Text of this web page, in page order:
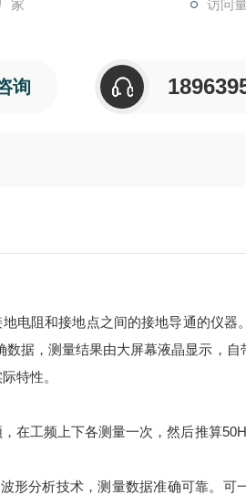
家 访问
询
电阻和接地点之间的接地导通的仪器
据，测量结果由大屏幕液晶显示，
特性。
在工频上下各测量一次，然后推算
形分析技术，测量数据准确可靠。可